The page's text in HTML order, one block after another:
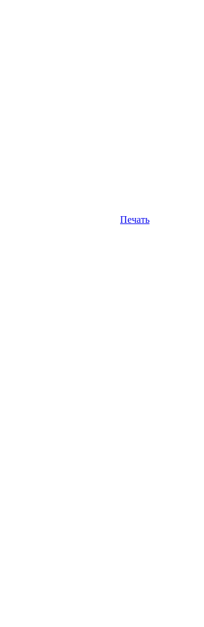
Печать